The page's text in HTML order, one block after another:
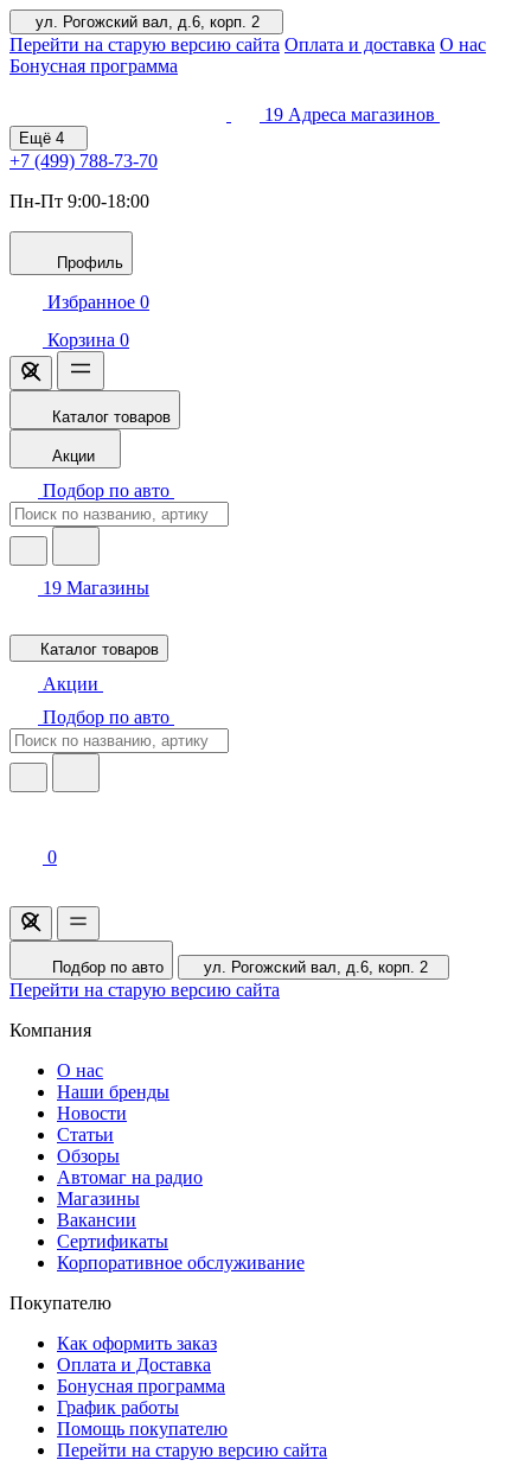
ул. Рогожский вал, д.6, корп. 2
Перейти на старую версию сайта Оплата и доставка О нас
Бонусная программа
19 Адреса магазинов
Ещё 4
+7 (499) 788-73-70
Пн-Пт 9:00-18:00
Профиль
Избранное 0
Корзина 0
Каталог товаров
Акции
Подбор по авто
19 Магазины
Каталог товаров
Акции
Подбор по авто
0
Подбор по авто ул. Рогожский вал, д.6, корп. 2
Перейти на старую версию сайта
Компания
О нас
Наши бренды
Новости
Статьи
Обзоры
Автомаг на радио
Магазины
Вакансии
Сертификаты
Корпоративное обслуживание
Покупателю
Как оформить заказ
Оплата и Доставка
Бонусная программа
График работы
Помощь покупателю
Перейти на старую версию сайта